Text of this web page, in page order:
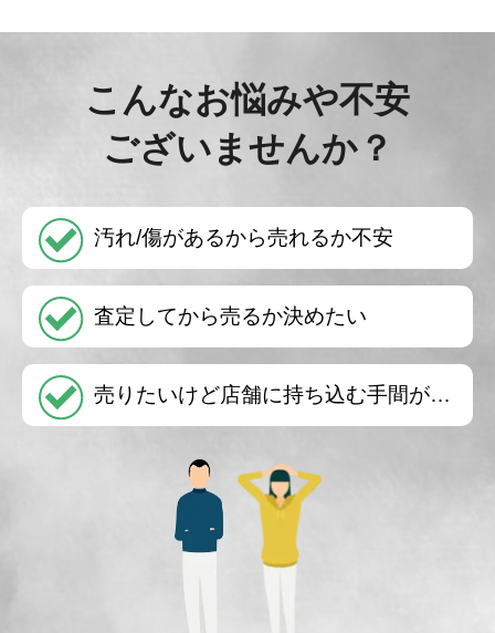
こんなお悩みや不安
ございませんか？
汚れ/傷があるから売れるか不安
査定してから売るか決めたい
売りたいけど店舗に持ち込む手間が…